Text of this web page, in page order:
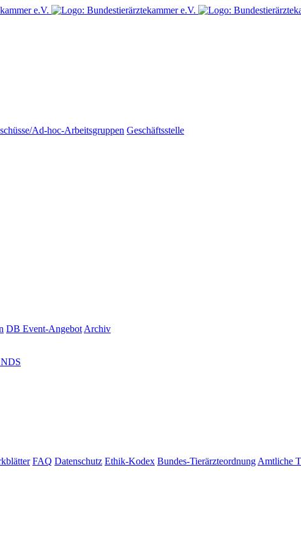
Ad-hoc-Arbeitsgruppen Geschäftsstelle
DB Event-Angebot Archiv
FAQ Datenschutz Ethik-Kodex Bundes-Tierärzteordnung Amtliche